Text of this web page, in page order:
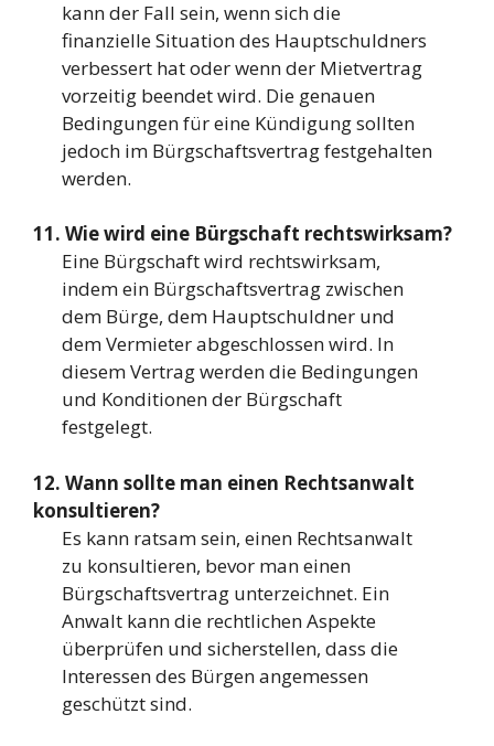
kann der Fall sein, wenn sich die
finanzielle Situation des Hauptschuldners
verbessert hat oder wenn der Mietvertrag
vorzeitig beendet wird. Die genauen
Bedingungen für eine Kündigung sollten
jedoch im Bürgschaftsvertrag festgehalten
werden.
11. Wie wird eine Bürgschaft rechtswirksam?
Eine Bürgschaft wird rechtswirksam,
indem ein Bürgschaftsvertrag zwischen
dem Bürge, dem Hauptschuldner und
dem Vermieter abgeschlossen wird. In
diesem Vertrag werden die Bedingungen
und Konditionen der Bürgschaft
festgelegt.
12. Wann sollte man einen Rechtsanwalt
konsultieren?
Es kann ratsam sein, einen Rechtsanwalt
zu konsultieren, bevor man einen
Bürgschaftsvertrag unterzeichnet. Ein
Anwalt kann die rechtlichen Aspekte
überprüfen und sicherstellen, dass die
Interessen des Bürgen angemessen
geschützt sind.